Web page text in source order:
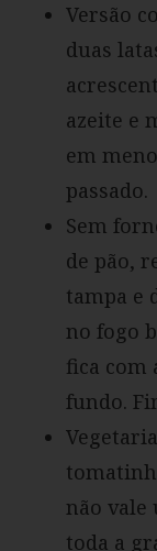
Versão
duas
azeite e
em
passado.
Sem
de pão,
tampa e
no fogo
fica com
fundo.
não vale
toda a